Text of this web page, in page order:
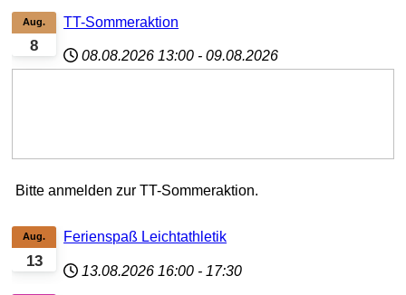
8
Aug. TT-Sommeraktion
08.08.2026 13:00 - 09.08.2026
Bitte anmelden zur TT-Sommeraktion.
13
Aug. Ferienspaß Leichtathletik
13.08.2026 16:00 - 17:30